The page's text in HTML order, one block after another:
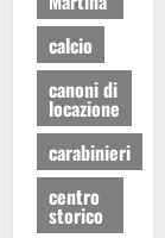
calcio
canoni di
locazione
carabinieri
centro
storico